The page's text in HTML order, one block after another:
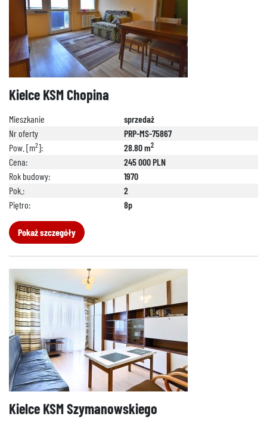
Kielce KSM Chopina
Mieszkanie
sprzedaż
Nr oferty
PRP-MS-75867
Pow. [m2]: 28.80 m2
Cena:
245 000 PLN
Rok budowy:
1970
Pok.:
2
Piętro:
8p
Pokaż szczegóły
Kielce KSM Szymanowskiego